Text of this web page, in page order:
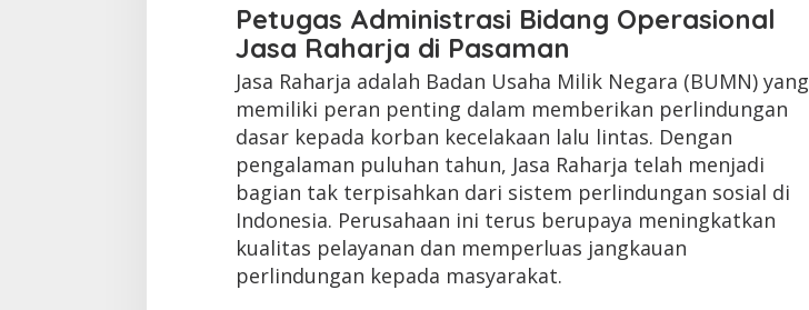
Petugas Administrasi Bidang Operasional
Jasa Raharja di Pasaman
Jasa Raharja adalah Badan Usaha Milik Negara (BUMN) yang
memiliki peran penting dalam memberikan perlindungan
dasar kepada korban kecelakaan lalu lintas. Dengan
pengalaman puluhan tahun, Jasa Raharja telah menjadi
bagian tak terpisahkan dari sistem perlindungan sosial di
Indonesia. Perusahaan ini terus berupaya meningkatkan
kualitas pelayanan dan memperluas jangkauan
perlindungan kepada masyarakat.